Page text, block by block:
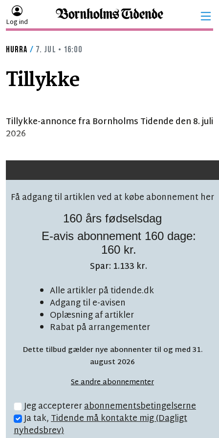
Log ind
HURRA / 7. JUL • 16:00
Tillykke
Tillykke-annonce fra Bornholms Tidende den 8. juli
2026
Få adgang til artiklen ved at købe abonnement her
160 års fødselsdag
E-avis abonnement 160 dage:
160 kr.
Spar: 1.133 kr.
Alle artikler på tidende.dk
Adgang til e-avisen
Oplæsning af artikler
Rabat på arrangementer
Dette tilbud gælder nye abonnenter til og med 31.
august 2026
Se andre abonnementer
Jeg acceptererabonnementsbetingelserne
Ja tak,Tidende må kontakte mig (Dagligt
nyhedsbrev)
LÆSETID 11 MIN.
Den manglende brik
er fundet - hun
hedder Karen